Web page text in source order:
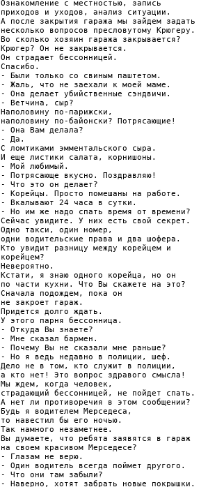
Ознакомление с местностью, запись
приходов и уходов, анализ ситуации.
А после закрытия гаража мы зайдем задать
несколько вопросов пресловутому Крюгеру.
Во сколько хозяин гаража закрывается?
Крюгер? Он не закрывается.
Он страдает бессонницей.
Спасибо.
- Были только со свиным паштетом.
- Жаль, что не заехали к моей маме.
- Она делает убийственные сэндвичи.
- Ветчина, сыр?
Наполовину по-парижски,
наполовину по-байонски? Потрясающие!
- Она Вам делала?
- Да.
С ломтиками эмментальского сыра.
И еще листики салата, корнишоны.
- Мой любимый.
- Потрясающе вкусно. Поздравляю!
- Что это он делает?
- Корейцы. Просто помешаны на работе.
- Вкалывают 24 часа в сутки.
- Но им же надо спать время от времени?
Сейчас увидите. У них есть свой секрет.
Одно такси, один номер,
одни водительские права и два шофера.
Кто увидит разницу между корейцем и
корейцем?
Невероятно.
Кстати, я знаю одного корейца, но он
по части кухни. Что Вы скажете на это?
Сначала подождем, пока он
не закроет гараж.
Придется долго ждать.
У этого парня бессонница.
- Откуда Вы знаете?
- Мне сказал бармен.
- Почему Вы не сказали мне раньше?
- Но я ведь недавно в полиции, шеф.
Дело не в том, кто служит в полиции,
а кто нет! Это вопрос здравого смысла!
Мы ждем, когда человек,
страдающий бессонницей, не пойдет спать.
А нет ли противоречия в этом сообщении?
Будь я водителем Мерседеса,
то навестил бы его ночью.
Так намного незаметнее.
Вы думаете, что ребята заявятся в гараж
на своем красивом Мерседесе?
- Глазам не верю.
- Один водитель всегда поймет другого.
- Что они там забыли?
- Наверно, хотят забрать новые покрышки.